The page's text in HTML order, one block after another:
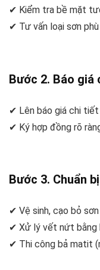
✔ Kiểm tra bề mặt
✔ Tư vấn loại sơn
Bước 2. Báo giá
✔ Lên báo giá chi
✔ Ký hợp đồng rõ
Bước 3. Chuẩn
✔ Vệ sinh, cạo bỏ
✔ Xử lý vết nứt bằng
✔ Thi công bả matit